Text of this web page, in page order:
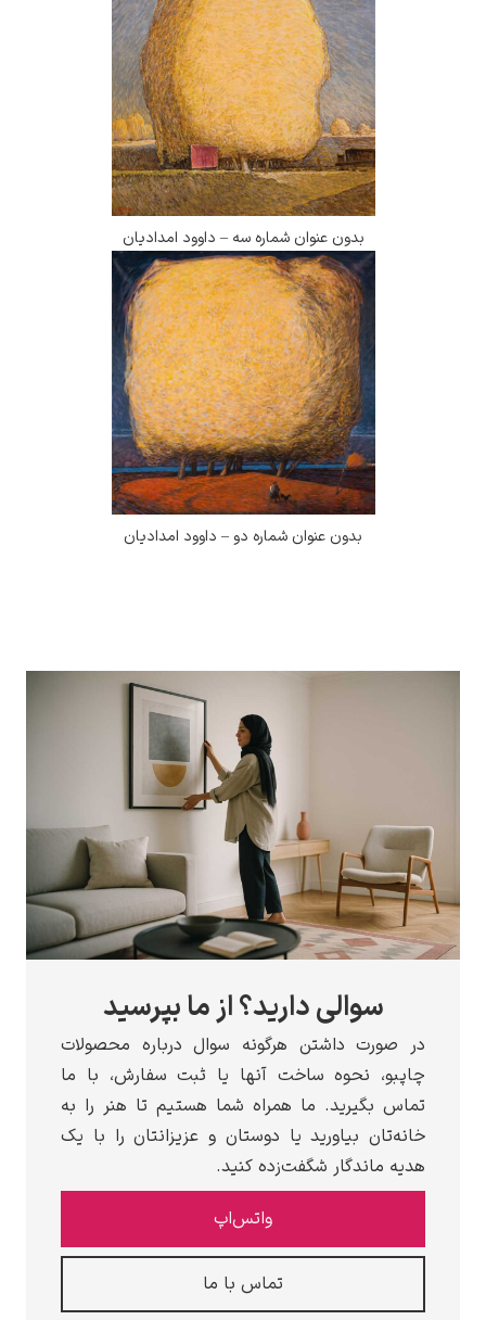
بدون عنوان شماره سه – داوود امدادیان
بدون عنوان شماره دو – داوود امدادیان
سوالی دارید؟ از ما بپرسید
داشتن هرگونه سوال درباره محصولات
نحوه ساخت آنها یا ثبت سفارش، با ما
بگیرید. ما همراه شما هستیم تا هنر را به
بیاورید یا دوستان و عزیزانتان را با یک
ماندگار شگفت‌زده کنید.